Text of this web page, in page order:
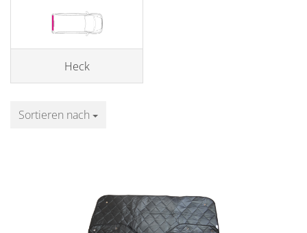
Heck
Sortieren nach
Sortieren nach